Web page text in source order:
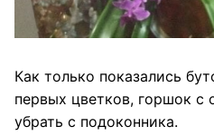
Как только показались
первых цветков, горшок с
убрать с подоконника.